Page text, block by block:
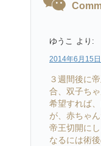
ゆうこ より:
2014年6月15
３週間後に
合、双子ち
希望すれば
が、赤ちゃ
帝王切開に
なるには術